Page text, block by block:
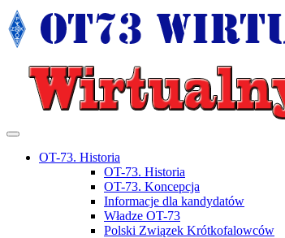
OT-73. Historia
OT-73. Historia
OT-73. Koncepcja
Informacje dla kandydatów
Władze OT-73
Polski Związek Krótkofalowców